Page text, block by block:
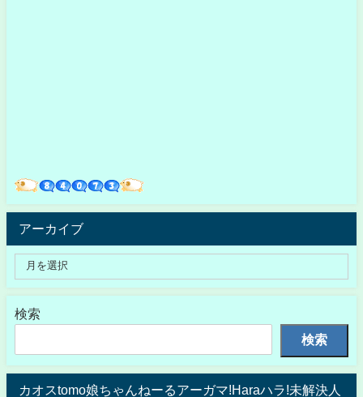
アーカイブ
検索
検索
カオスtomo娘ちゃんねーるアーガマ!Haraハラ!未解決人